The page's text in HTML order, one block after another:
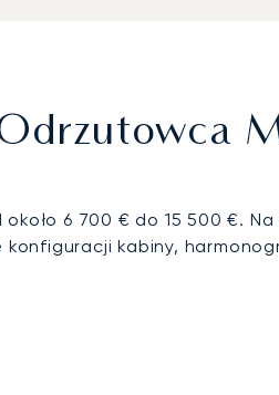
6 700 € do 15 500 €.
kabiny,